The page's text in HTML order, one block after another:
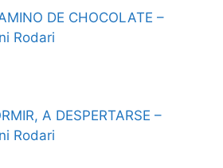
DE CHOCOLATE –
Rodari
A DESPERTARSE –
Rodari